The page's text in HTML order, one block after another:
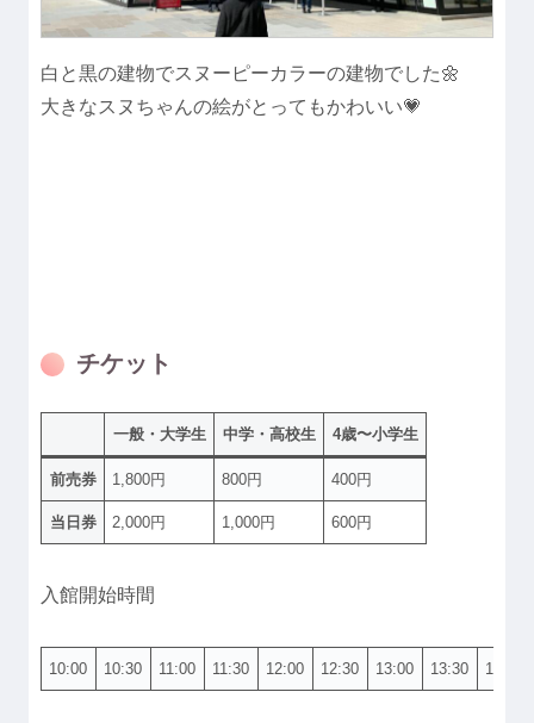
白と黒の建物でスヌーピーカラーの建物でした🌼
大きなスヌちゃんの絵がとってもかわいい💗
チケット
一般・大学生 中学・高校生 4歳〜小学生
前売券 1,800円 800円 400円
当日券 2,000円 1,000円 600円
入館開始時間
10:00 10:30 11:00 11:30 12:00 12:30 13:00 13:30 14:00